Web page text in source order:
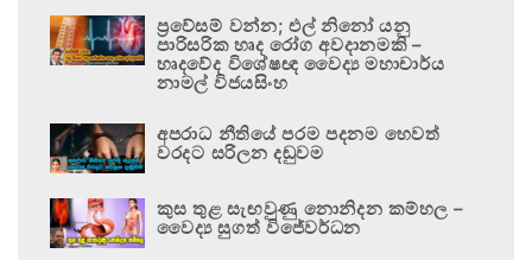
ප්‍රවේසම් වන්න; එල් නිනෝ යනු
පාරිසරික හෘද රෝග අවදානමකි –
හෘදවේද විශේෂඥ වෛද්‍ය මහාචාර්ය
නාමල් විජයසිංහ
අපරාධ නීතියේ පරම පදනම හෙවත්
වරදට සරිලන දඬුවම
කුස තුළ සැඟවුණු නොනිදන කම්හල –
වෛද්‍ය සුගත් විජේවර්ධන